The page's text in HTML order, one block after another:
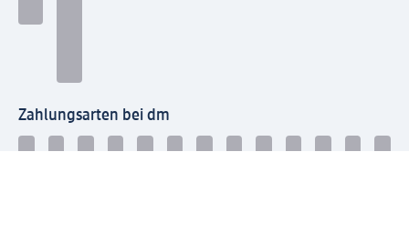
Zahlungsarten bei dm